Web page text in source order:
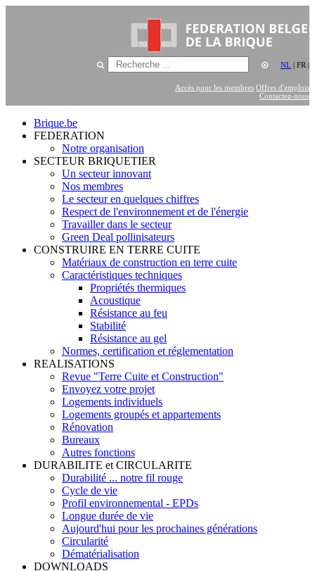
NL | FR |
Accès pour les membres Offres d'emplois
Contactez-nous
Brique.be
FEDERATION
Notre organisation
SECTEUR BRIQUETIER
Un secteur innovant
Nos membres
Le secteur en quelques chiffres
Respect de l'environnement et de l'énergie
Travailler dans le secteur
Green Deal pollinisateurs
CONSTRUIRE EN TERRE CUITE
Matériaux de construction en terre cuite
Caractéristiques techniques
Propriétés thermiques
Acoustique
Résistance au feu
Stabilité
Résistance au gel
Normes, certification et réglementation
REALISATIONS
Revue "Terre Cuite et Construction"
Envoyez votre projet
Logements individuels
Logements groupés et appartements
Rénovation
Bureaux
Autres fonctions
DURABILITE et CIRCULARITE
Durabilité ... notre fil rouge
Cycle de vie
Profil environnemental - EPDs
Longue durée de vie
Aujourd'hui pour les prochaines générations
Circularité
Dématérialisation
DOWNLOADS